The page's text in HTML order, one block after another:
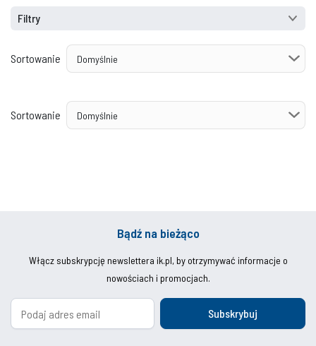
Filtry
Sortowanie
Sortowanie
Bądź na bieżąco
Włącz subskrypcję newslettera ik.pl, by otrzymywać informacje o
nowościach i promocjach.
Subskrybuj